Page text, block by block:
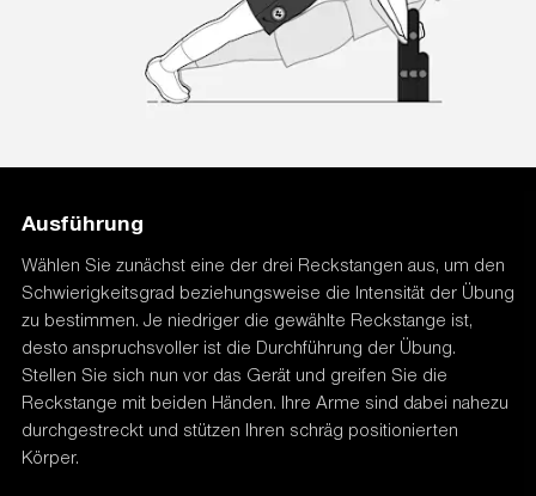
Ausführung
Wählen Sie zunächst eine der drei Reckstangen aus, um den
Schwierigkeitsgrad beziehungsweise die Intensität der Übung
zu bestimmen. Je niedriger die gewählte Reckstange ist,
desto anspruchsvoller ist die Durchführung der Übung.
Stellen Sie sich nun vor das Gerät und greifen Sie die
Reckstange mit beiden Händen. Ihre Arme sind dabei nahezu
durchgestreckt und stützen Ihren schräg positionierten
Körper.